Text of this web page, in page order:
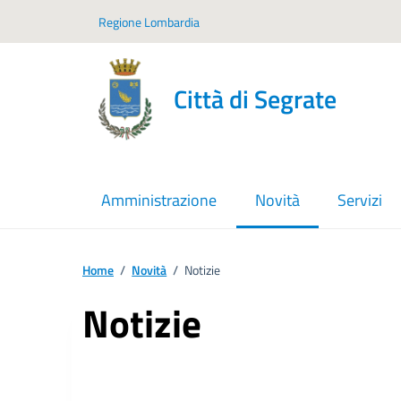
Regione Lombardia
Città di Segrate
Amministrazione Novità
menu selezionato
Servizi
Home / Novità / Notizie
Notizie